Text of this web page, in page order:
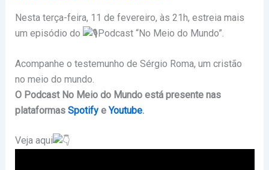
Nesta terça-feira, 11 de fevereiro, às 21h, estreia mais
um episódio do
Podcast “No Meio do Mundo”.
Acompanhe o testemunho de Sérgio Roma, um cristão
no meio do mundo.
O Podcast No Meio do Mundo está presente nas
plataformasSpotifyeYoutube.
Veja aqui